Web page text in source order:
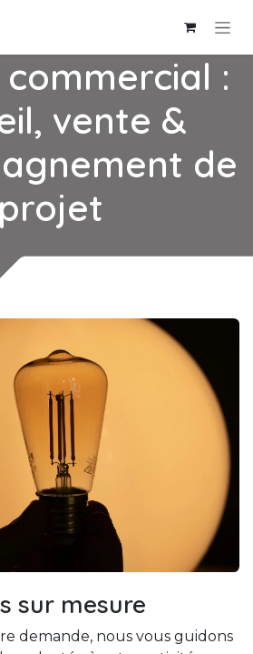
:
vente &
de
projet
sur mesure
demande, nous vous guidons